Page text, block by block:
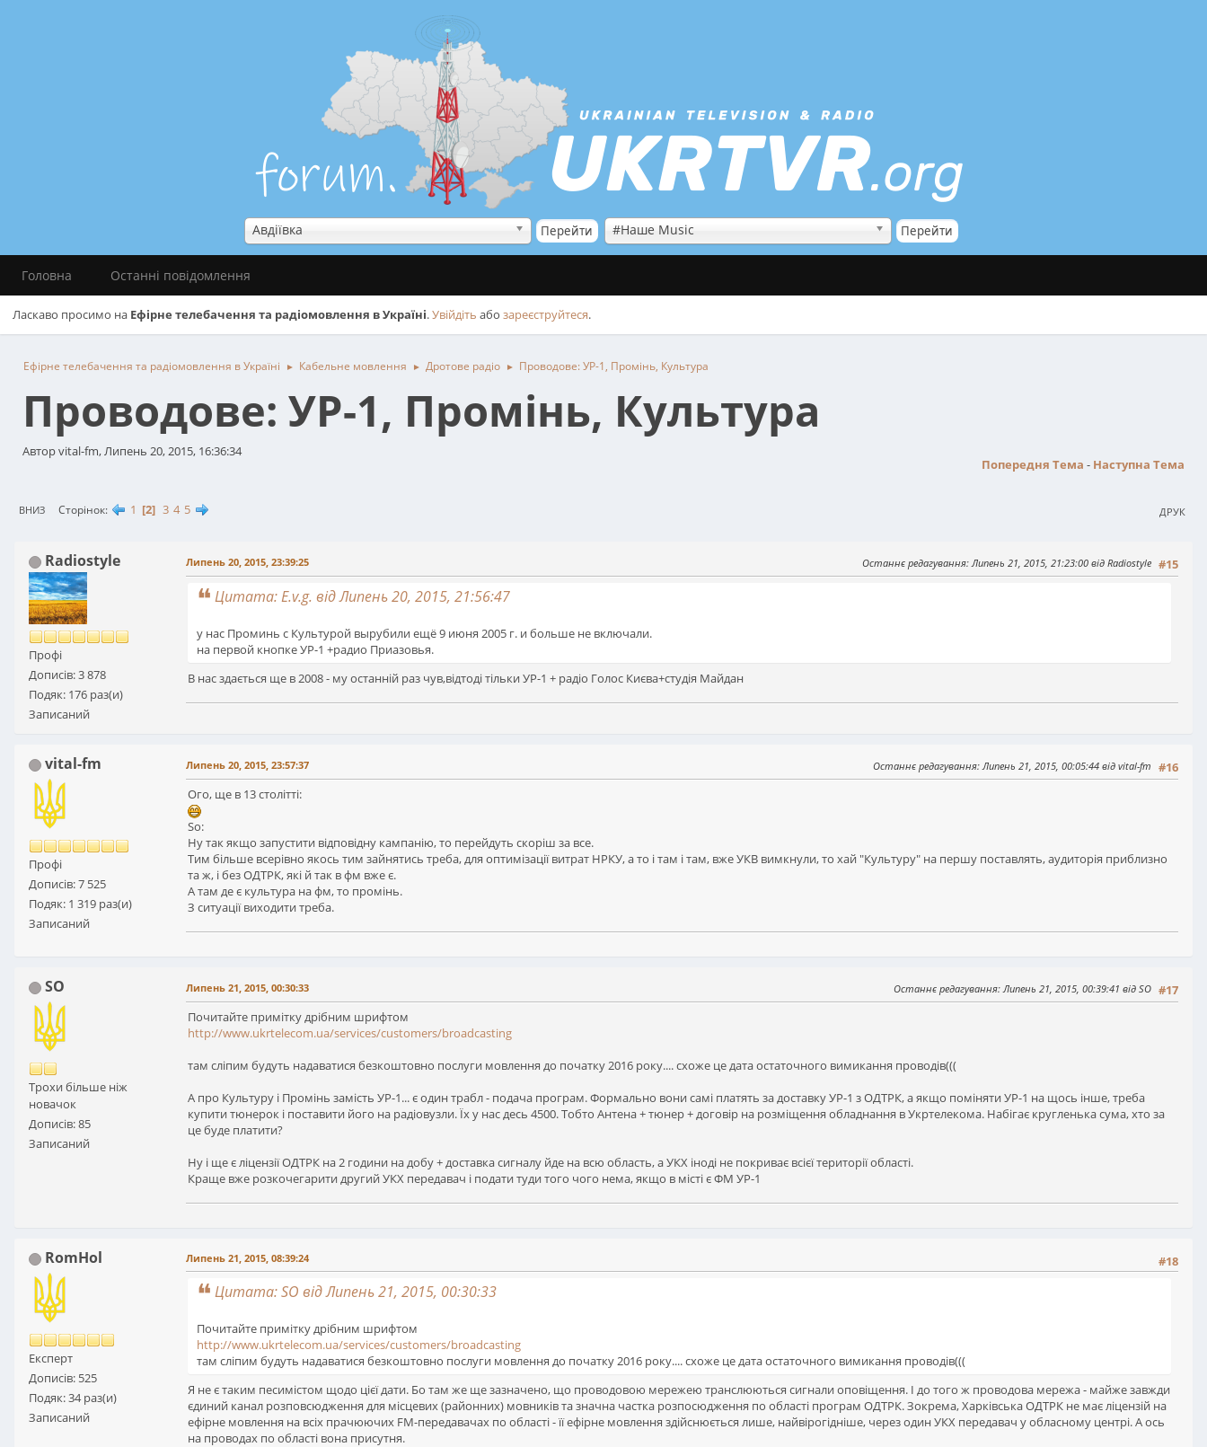
Авдіївка #Наше Music
Головна Останні повідомлення
Ласкаво просимо на Ефірне телебачення та радіомовлення в Україні.Увійдіть або зареєструйтеся.
Ефірне телебачення та радіомовлення в Україні ► Кабельне мовлення ► Дротове радіо ► Проводове: УР-1, Промінь, Культура
Проводове: УР-1, Промінь, Культура
Автор vital-fm, Липень 20, 2015, 16:36:34
Попередня Тема - Наступна Тема
ДРУК
ВНИЗ Сторінок 1 2 3 4 5
Radiostyle
Профі
Дописів: 3 878
Подяк: 176 раз(и)
Записаний
#15
Липень 20, 2015, 23:39:25 Останнє редагування: Липень 21, 2015, 21:23:00 від Radiostyle
Цитата: E.v.g. від Липень 20, 2015, 21:56:47
у нас Проминь с Культурой вырубили ещё 9 июня 2005 г. и больше не включали.
на первой кнопке УР-1 +радио Приазовья.
В нас здається ще в 2008 - му останній раз чув,відтоді тільки УР-1 + радіо Голос Києва+студія Майдан
vital-fm
Профі
Дописів: 7 525
Подяк: 1 319 раз(и)
Записаний
#16
Липень 20, 2015, 23:57:37 Останнє редагування: Липень 21, 2015, 00:05:44 від vital-fm
Ого, ще в 13 столітті:
So:
Ну так якщо запустити відповідну кампанію, то перейдуть скоріш за все.
Тим більше всерівно якось тим зайнятись треба, для оптимізації витрат НРКУ, а то і там і там, вже УКВ вимкнули, то хай "Культуру" на першу поставлять, аудиторія приблизно
та ж, і без ОДТРК, які й так в фм вже є.
А там де є культура на фм, то промінь.
З ситуації виходити треба.
SO
Трохи більше ніж
новачок
Дописів: 85
Записаний
#17
Липень 21, 2015, 00:30:33 Останнє редагування: Липень 21, 2015, 00:39:41 від SO
Почитайте примітку дрібним шрифтом
http://www.ukrtelecom.ua/services/customers/broadcasting
там сліпим будуть надаватися безкоштовно послуги мовлення до початку 2016 року.... схоже це дата остаточного вимикання проводів(((
А про Культуру і Промінь замість УР-1... є один трабл - подача програм. Формально вони самі платять за доставку УР-1 з ОДТРК, а якщо поміняти УР-1 на щось інше, треба
купити тюнерок і поставити його на радіовузли. Їх у нас десь 4500. Тобто Антена + тюнер + договір на розміщення обладнання в Укртелекома. Набігає кругленька сума, хто за
це буде платити?
Ну і ще є ліцензії ОДТРК на 2 години на добу + доставка сигналу йде на всю область, а УКХ іноді не покриває всієї території області.
Краще вже розкочегарити другий УКХ передавач і подати туди того чого нема, якщо в місті є ФМ УР-1
RomHol
Експерт
Дописів: 525
Подяк: 34 раз(и)
Записаний
#18
Липень 21, 2015, 08:39:24
Цитата: SO від Липень 21, 2015, 00:30:33
Почитайте примітку дрібним шрифтом
http://www.ukrtelecom.ua/services/customers/broadcasting
там сліпим будуть надаватися безкоштовно послуги мовлення до початку 2016 року.... схоже це дата остаточного вимикання проводів(((
Я не є таким песимістом щодо цієї дати. Бо там же ще зазначено, що проводовою мережею транслюються сигнали оповіщення. І до того ж проводова мережа - майже завжди
єдиний канал розповсюдження для місцевих (районних) мовників та значна частка розпосюдження по області програм ОДТРК. Зокрема, Харківська ОДТРК не має ліцензій на
ефірне мовлення на всіх прачюючих FM-передавачах по області - її ефірне мовлення здійснюється лише, найвірогідніше, через один УКХ передавач у обласному центрі. А ось
на проводах по області вона присутня.